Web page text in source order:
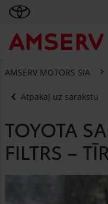
AMSERV MOTORS SIA
Atpakaļ uz sarakstu
TOYOTA
FILTRS –